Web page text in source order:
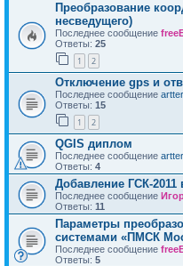
Преобразование
несведущего)
Последнее сообщение
Ответы: 25
1 2
Отключение gps и
Последнее сообщение
Ответы: 15
1 2
QGIS диплом
Последнее сообщение
Ответы: 4
Добавление ГСК-2011
Последнее сообщение
Ответы: 11
Параметры
системами «ПМСК
Последнее сообщение
Ответы: 5